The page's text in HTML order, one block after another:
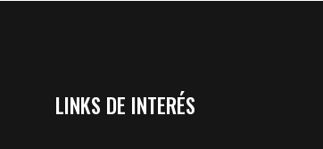
LINKS DE INTERÉS